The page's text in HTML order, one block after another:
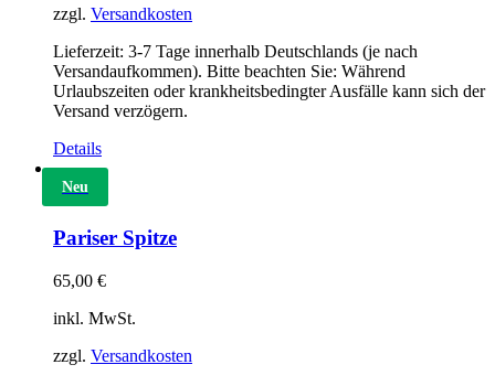
zzgl. Versandkosten
Lieferzeit: 3-7 Tage innerhalb Deutschlands (je nach
Versandaufkommen). Bitte beachten Sie: Während
Urlaubszeiten oder krankheitsbedingter Ausfälle kann sich der
Versand verzögern.
Details
Neu
Pariser Spitze
65,00 €
inkl. MwSt.
zzgl. Versandkosten